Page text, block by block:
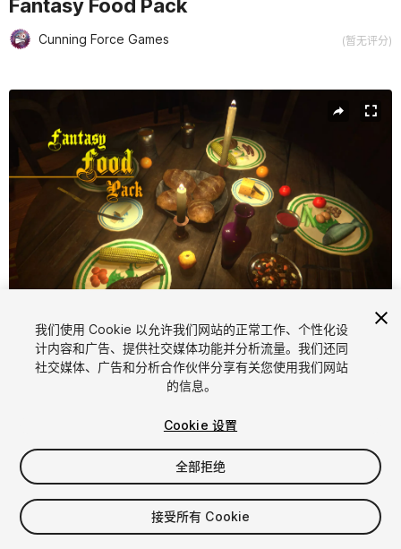
Fantasy Food Pack
Cunning Force Games (暂无评分)
1/13
$9.99
增值税将在结算时计算
我们使用 Cookie 以允许我们网站的正常工作、个性化设
计内容和广告、提供社交媒体功能并分析流量。我们还同
社交媒体、广告和分析合作伙伴分享有关您使用我们网站
的信息。
Cookie 设置
全部拒绝
接受所有 Cookie